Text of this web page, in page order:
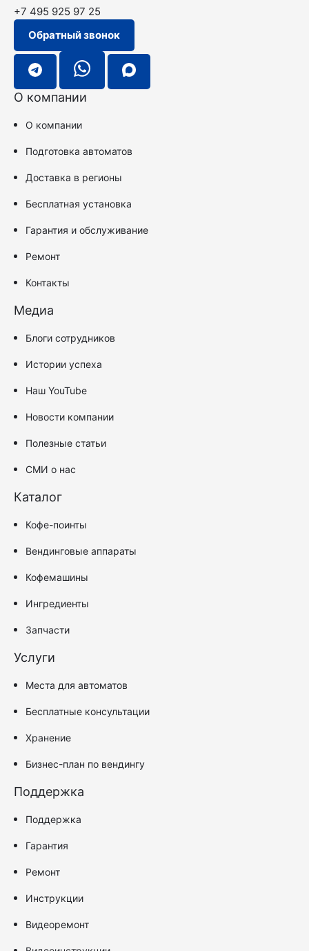
+7 495 925 97 25
Обратный звонок
О компании
О компании
Подготовка автоматов
Доставка в регионы
Бесплатная установка
Гарантия и обслуживание
Ремонт
Контакты
Медиа
Блоги сотрудников
Истории успеха
Наш YouTube
Новости компании
Полезные статьи
СМИ о нас
Каталог
Кофе-поинты
Вендинговые аппараты
Кофемашины
Ингредиенты
Запчасти
Услуги
Места для автоматов
Бесплатные консультации
Хранение
Бизнес-план по вендингу
Поддержка
Поддержка
Гарантия
Ремонт
Инструкции
Видеоремонт